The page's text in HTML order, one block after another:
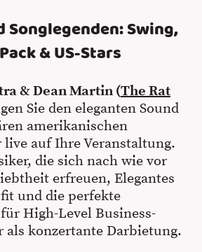
Songlegenden: Swing,
& US-Stars
& Dean Martin (The Rat
Sie den eleganten Sound
amerikanischen
auf Ihre Veranstaltung.
die sich nach wie vor
erfreuen, Elegantes
und die perfekte
High-Level Business-
als konzertante Darbietung.